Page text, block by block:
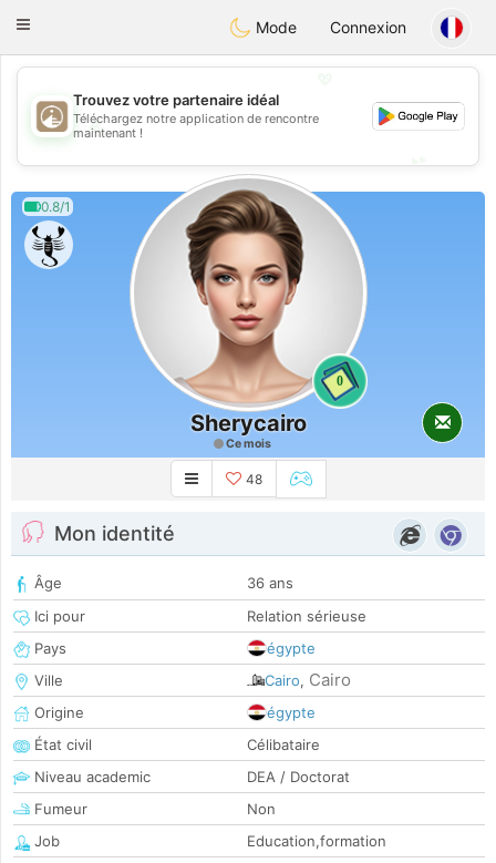
Bahebik
Toggle
Mode Connexion
💖
💕
Trouvez votre partenaire idéal
Téléchargez notre application de rencontre
maintenant !
0.8/1
0
Sherycairo
Ce mois
48
Mon identité
Âge
36 ans
Ici pour
Relation sérieuse
Pays
égypte
Ville
Cairo, Cairo
Origine
égypte
État civil
Célibataire
Niveau academic
DEA / Doctorat
Fumeur
Non
Job
Education,formation